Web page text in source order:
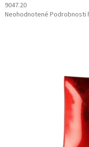
9047.20
Priemerné
Neohodnotené Podrobnosti